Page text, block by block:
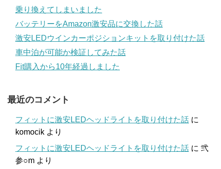
乗り換えてしまいました
バッテリーをAmazon激安品に交換した話
激安LEDウインカーポジションキットを取り付けた話
車中泊が可能か検証してみた話
Fit購入から10年経過しました
最近のコメント
フィットに激安LEDヘッドライトを取り付けた話 に
komocik より
フィットに激安LEDヘッドライトを取り付けた話 に 弐
参○m より